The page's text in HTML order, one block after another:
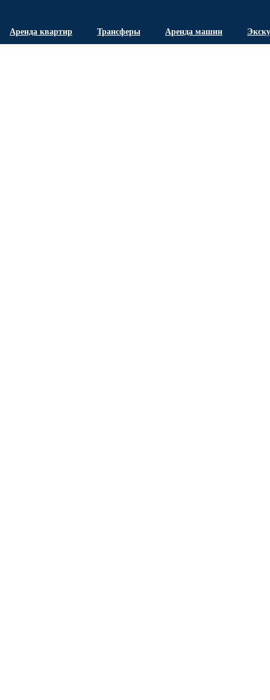
Аренда квартир Трансферы Аренда машин